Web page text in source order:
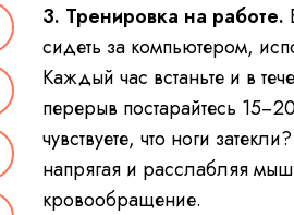
3. Тренировка на работе.
сидеть за компьютером,
Каждый час встаньте и в
перерыв постарайтесь
чувствуете, что ноги
напрягая и расслабляя
кровообращение.